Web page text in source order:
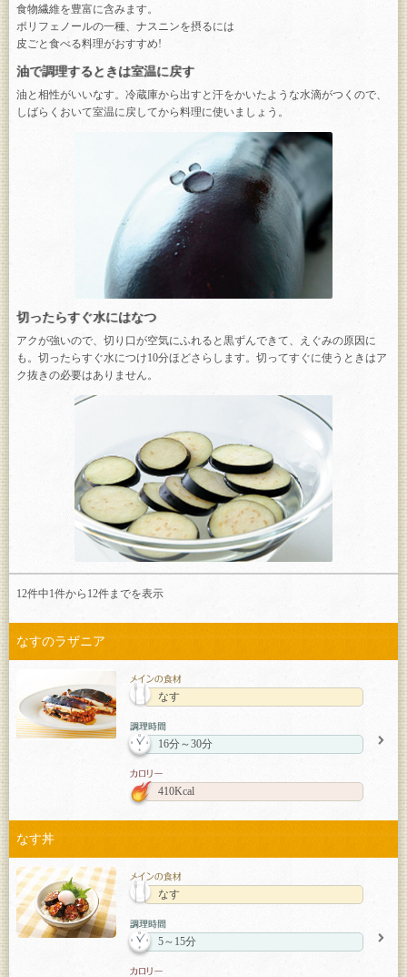
食物繊維を豊富に含みます。
ポリフェノールの一種、ナスニンを摂るには
皮ごと食べる料理がおすすめ!
油で調理するときは室温に戻す
油と相性がいいなす。冷蔵庫から出すと汗をかいたような水滴がつくので、
しばらくおいて室温に戻してから料理に使いましょう。
切ったらすぐ水にはなつ
アクが強いので、切り口が空気にふれると黒ずんできて、えぐみの原因に
も。切ったらすぐ水につけ10分ほどさらします。切ってすぐに使うときはア
ク抜きの必要はありません。
12件中1件から 12件までを表示
なすのラザニア
なす
16分～30分
410Kcal
なす丼
なす
5～15分